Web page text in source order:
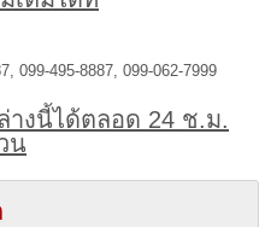
099-495-8887, 099-062-7999
งนี้ได้ตลอด 24 ช.ม.
น